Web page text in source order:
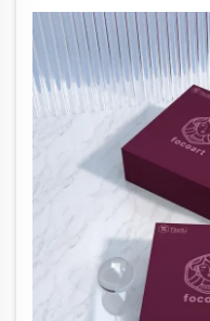
hierdie
vervaardigers...